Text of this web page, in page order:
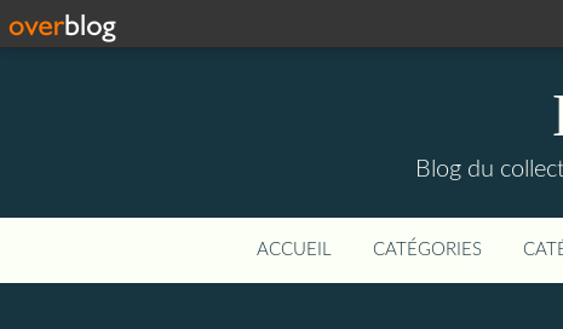
Blog du
ACCUEIL CATÉGORIES